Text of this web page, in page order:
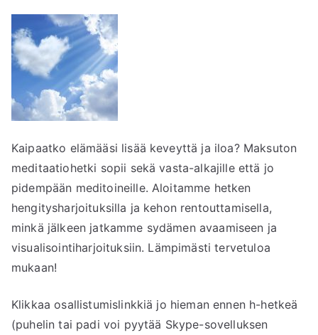
Kaipaatko elämääsi lisää keveyttä ja iloa? Maksuton
meditaatiohetki sopii sekä vasta-alkajille että jo
pidempään meditoineille. Aloitamme hetken
hengitysharjoituksilla ja kehon rentouttamisella,
minkä jälkeen jatkamme sydämen avaamiseen ja
visualisointiharjoituksiin. Lämpimästi tervetuloa
mukaan!
Klikkaa osallistumislinkkiä jo hieman ennen h-hetkeä
(puhelin tai padi voi pyytää Skype-sovelluksen